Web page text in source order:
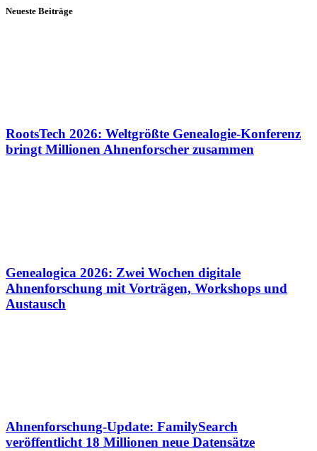
Neueste Beiträge
RootsTech 2026: Weltgrößte Genealogie-Konferenz
bringt Millionen Ahnenforscher zusammen
Genealogica 2026: Zwei Wochen digitale
Ahnenforschung mit Vorträgen, Workshops und
Austausch
Ahnenforschung-Update: FamilySearch
veröffentlicht 18 Millionen neue Datensätze